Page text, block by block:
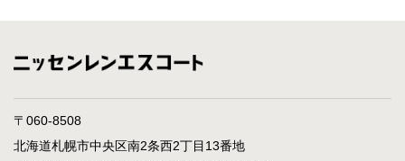
〒060-8508
北海道札幌市中央区南2条西2丁目13番地